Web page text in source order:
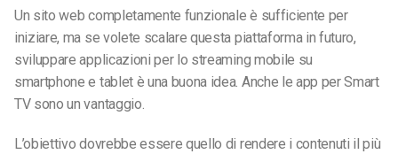
Un sito web completamente funzionale è sufficiente per
iniziare, ma se volete scalare questa piattaforma in futuro,
sviluppare applicazioni per lo streaming mobile su
smartphone e tablet è una buona idea. Anche le app per Smart
TV sono un vantaggio.
L’obiettivo dovrebbe essere quello di rendere i contenuti il più